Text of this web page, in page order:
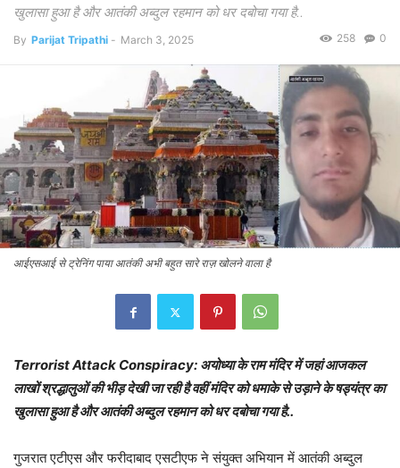
खुलासा हुआ है और आतंकी अब्दुल रहमान को धर दबोचा गया है..
By Parijat Tripathi - March 3, 2025 0
258
आईएसआई से ट्रेनिंग पाया आतंकी अभी बहुत सारे राज़ खोलने वाला है
Terrorist Attack Conspiracy: अयोध्या के राम मंदिर में जहां आजकल
लाखों श्रद्धालुओं की भीड़ देखी जा रही है वहीं मंदिर को धमाके से उड़ाने के षड्यंत्र का
खुलासा हुआ है और आतंकी अब्दुल रहमान को धर दबोचा गया है..
गुजरात एटीएस और फरीदाबाद एसटीएफ ने संयुक्त अभियान में आतंकी अब्दुल